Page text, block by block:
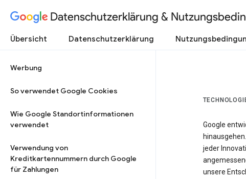
Datenschutzerklärung &
Übersicht Datenschutzerklärung
Werbung
So verwendet Google Cookies
Wie Google Standortinformationen
verwendet
Verwendung von
Kreditkartennummern durch Google
für Zahlungen
Google
jeder
unsere